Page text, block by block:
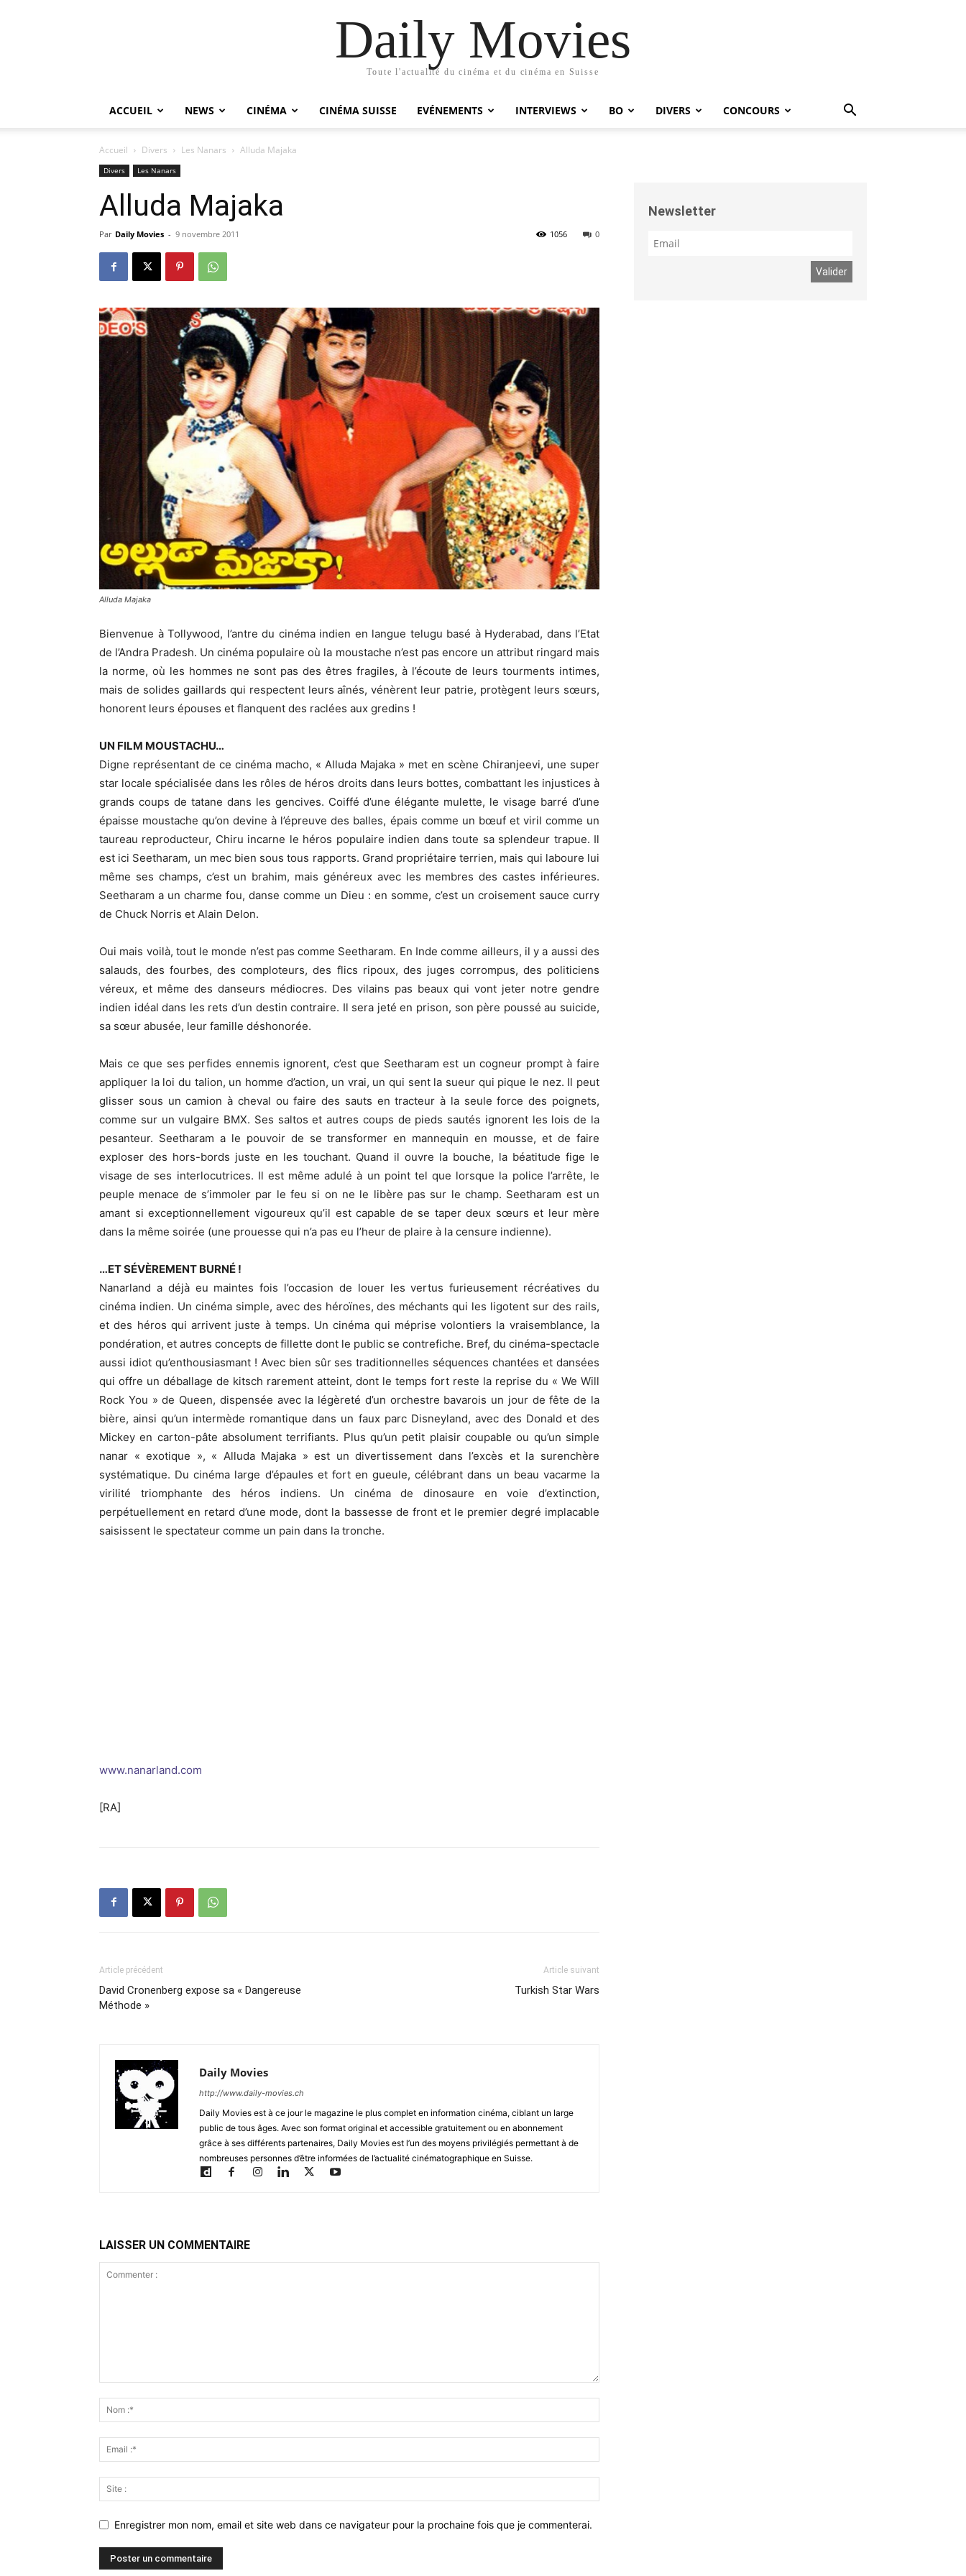
Daily Movies
Toute l'actualité du cinéma et du cinéma en Suisse
ACCUEIL NEWS CINÉMA CINÉMA SUISSE EVÉNEMENTS INTERVIEWS BO DIVERS CONCOURS
Accueil Divers Les Nanars Alluda Majaka
Divers Les Nanars
Alluda Majaka
Par Daily Movies - 9 novembre 2011 0
1056
Alluda Majaka
Bienvenue à Tollywood, l’antre du cinéma indien en langue telugu basé à Hyderabad, dans l’Etat
de l’Andra Pradesh. Un cinéma populaire où la moustache n’est pas encore un attribut ringard mais
la norme, où les hommes ne sont pas des êtres fragiles, à l’écoute de leurs tourments intimes,
mais de solides gaillards qui respectent leurs aînés, vénèrent leur patrie, protègent leurs sœurs,
honorent leurs épouses et flanquent des raclées aux gredins !
UN FILM MOUSTACHU…
Digne représentant de ce cinéma macho, « Alluda Majaka » met en scène Chiranjeevi, une super
star locale spécialisée dans les rôles de héros droits dans leurs bottes, combattant les injustices à
grands coups de tatane dans les gencives. Coiffé d’une élégante mulette, le visage barré d’une
épaisse moustache qu’on devine à l’épreuve des balles, épais comme un bœuf et viril comme un
taureau reproducteur, Chiru incarne le héros populaire indien dans toute sa splendeur trapue. Il
est ici Seetharam, un mec bien sous tous rapports. Grand propriétaire terrien, mais qui laboure lui
même ses champs, c’est un brahim, mais généreux avec les membres des castes inférieures.
Seetharam a un charme fou, danse comme un Dieu : en somme, c’est un croisement sauce curry
de Chuck Norris et Alain Delon.
Oui mais voilà, tout le monde n’est pas comme Seetharam. En Inde comme ailleurs, il y a aussi des
salauds, des fourbes, des comploteurs, des flics ripoux, des juges corrompus, des politiciens
véreux, et même des danseurs médiocres. Des vilains pas beaux qui vont jeter notre gendre
indien idéal dans les rets d’un destin contraire. Il sera jeté en prison, son père poussé au suicide,
sa sœur abusée, leur famille déshonorée.
Mais ce que ses perfides ennemis ignorent, c’est que Seetharam est un cogneur prompt à faire
appliquer la loi du talion, un homme d’action, un vrai, un qui sent la sueur qui pique le nez. Il peut
glisser sous un camion à cheval ou faire des sauts en tracteur à la seule force des poignets,
comme sur un vulgaire BMX. Ses saltos et autres coups de pieds sautés ignorent les lois de la
pesanteur. Seetharam a le pouvoir de se transformer en mannequin en mousse, et de faire
exploser des hors-bords juste en les touchant. Quand il ouvre la bouche, la béatitude fige le
visage de ses interlocutrices. Il est même adulé à un point tel que lorsque la police l’arrête, le
peuple menace de s’immoler par le feu si on ne le libère pas sur le champ. Seetharam est un
amant si exceptionnellement vigoureux qu’il est capable de se taper deux sœurs et leur mère
dans la même soirée (une prouesse qui n’a pas eu l’heur de plaire à la censure indienne).
…ET SÉVÈREMENT BURNÉ !
Nanarland a déjà eu maintes fois l’occasion de louer les vertus furieusement récréatives du
cinéma indien. Un cinéma simple, avec des héroïnes, des méchants qui les ligotent sur des rails,
et des héros qui arrivent juste à temps. Un cinéma qui méprise volontiers la vraisemblance, la
pondération, et autres concepts de fillette dont le public se contrefiche. Bref, du cinéma-spectacle
aussi idiot qu’enthousiasmant ! Avec bien sûr ses traditionnelles séquences chantées et dansées
qui offre un déballage de kitsch rarement atteint, dont le temps fort reste la reprise du « We Will
Rock You » de Queen, dispensée avec la légèreté d’un orchestre bavarois un jour de fête de la
bière, ainsi qu’un intermède romantique dans un faux parc Disneyland, avec des Donald et des
Mickey en carton-pâte absolument terrifiants. Plus qu’un petit plaisir coupable ou qu’un simple
nanar « exotique », « Alluda Majaka » est un divertissement dans l’excès et la surenchère
systématique. Du cinéma large d’épaules et fort en gueule, célébrant dans un beau vacarme la
virilité triomphante des héros indiens. Un cinéma de dinosaure en voie d’extinction,
perpétuellement en retard d’une mode, dont la bassesse de front et le premier degré implacable
saisissent le spectateur comme un pain dans la tronche.
www.nanarland.com
[RA]
Article précédent
David Cronenberg expose sa « Dangereuse
Méthode »
Article suivant
Turkish Star Wars
Daily Movies
http://www.daily-movies.ch
Daily Movies est à ce jour le magazine le plus complet en information cinéma, ciblant un large
public de tous âges. Avec son format original et accessible gratuitement ou en abonnement
grâce à ses différents partenaires, Daily Movies est l’un des moyens privilégiés permettant à de
nombreuses personnes d’être informées de l’actualité cinématographique en Suisse.
LAISSER UN COMMENTAIRE
Enregistrer mon nom, email et site web dans ce navigateur pour la prochaine fois que je commenterai.
Newsletter